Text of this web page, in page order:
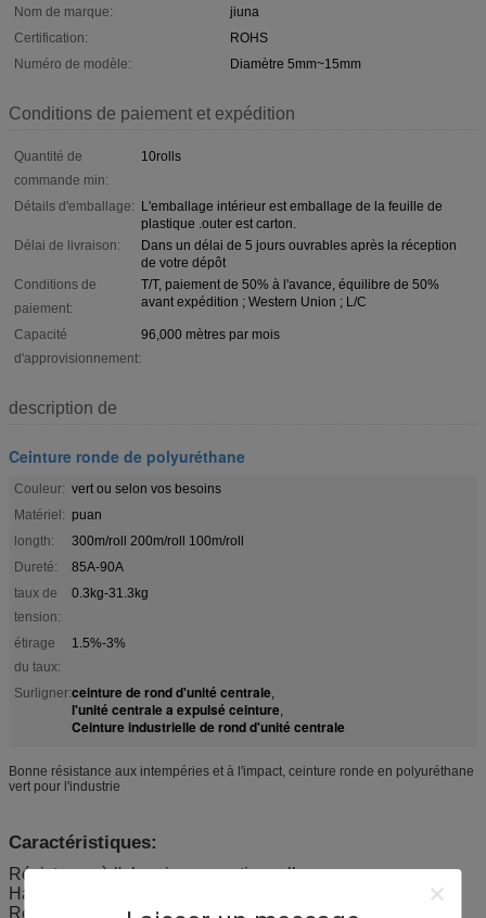
Nom de marque:
jiuna
Certification:
ROHS
Numéro de modèle:
Diamètre 5mm~15mm
Conditions de paiement et expédition
Quantité de
commande min:
10rolls
Détails d'emballage: L'emballage intérieur est emballage de la feuille de
plastique .outer est carton.
Délai de livraison:
Dans un délai de 5 jours ouvrables après la réception
de votre dépôt
Conditions de
paiement:
T/T, paiement de 50% à l'avance, équilibre de 50%
avant expédition ; Western Union ; L/C
Capacité
d'approvisionnement:
96,000 mètres par mois
description de
Ceinture ronde de polyuréthane
Couleur: vert ou selon vos besoins
Matériel: puan
longth:
300m/roll 200m/roll 100m/roll
Dureté:
85A-90A
taux de
tension:
0.3kg-31.3kg
étirage
du taux:
1.5%-3%
Surligner:ceinture de rond d'unité centrale,
l'unité centrale a expulsé ceinture,
Ceinture industrielle de rond d'unité centrale
Bonne résistance aux intempéries et à l'impact, ceinture ronde en polyuréthane
vert pour l'industrie
Caractéristiques:
Résistance à l'abrasion exceptionnelle
Haute résistance à la traction et à la déchirure
Résistance aux huiles, aux carburants et à l'oxygène